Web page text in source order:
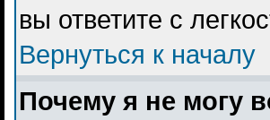
вы ответите с
Вернуться к началу
Почему я не могу